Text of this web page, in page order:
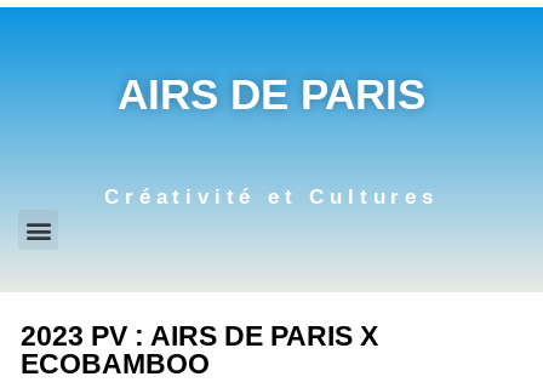
AIRS DE PARIS
Créativité et Cultures
2023 PV : AIRS DE PARIS X
ECOBAMBOO